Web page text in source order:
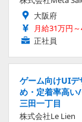
大阪府
月給31万円
正社員
ゲーム向けUIデ
め・定着率高い
三田一丁目
株式会社Le Lien